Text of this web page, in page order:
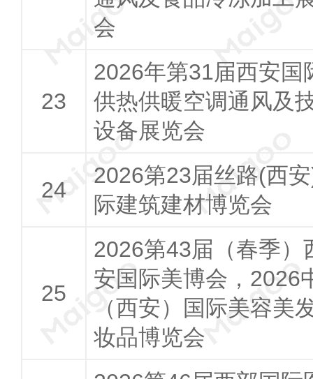
会
2026年第31届西安国
供热供暖空调通风及
设备展览会
2026第23届丝路(西
际建筑建材博览会
2026第43届（春季）
安国际美博会，2026
（西安）国际美容美
妆品博览会